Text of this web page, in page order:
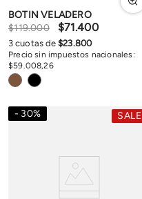
BOTIN VELADERO
$119.000 $71.400
Precio sin impuestos nacionales:
$59 008,26
3 cuotas de$23.800
30% SALE